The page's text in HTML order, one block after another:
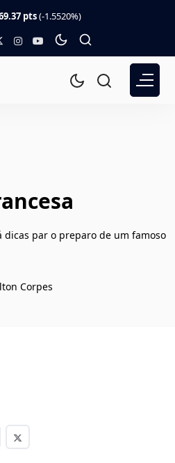
pts(-1.5520%)
dicas par o preparo de um famoso
Corpes